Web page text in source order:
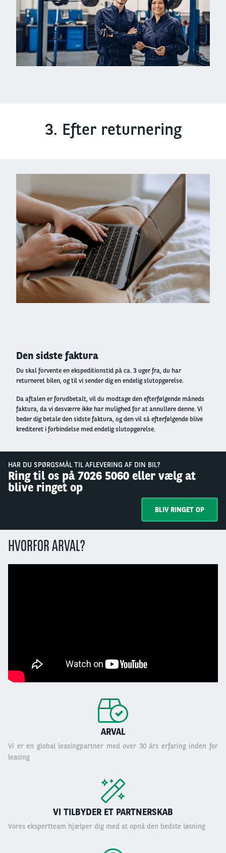
3. Efter returnering
Den sidste faktura
Du skal forvente en ekspeditionstid på ca. 3 uger fra, du har
returneret bilen, og til vi sender dig en endelig slutopgørelse.
Da aftalen er forudbetalt, vil du modtage den efterfølgende måneds
faktura, da vi desværre ikke har mulighed for at annullere denne. Vi
beder dig betale den sidste faktura, og den vil så efterfølgende blive
krediteret i forbindelse med endelig slutopgørelse.
HAR DU SPØRGSMÅL TIL AFLEVERING AF DIN BIL?
Ring til os på 7026 5060 eller vælg at
blive ringet op
BLIV RINGET OP
HVORFOR ARVAL?
ARVAL
Vi er en global leasingpartner med over 30 års erfaring inden for
leasing
VI TILBYDER ET PARTNERSKAB
Vores ekspertteam hjælper dig med at opnå den bedste løsning